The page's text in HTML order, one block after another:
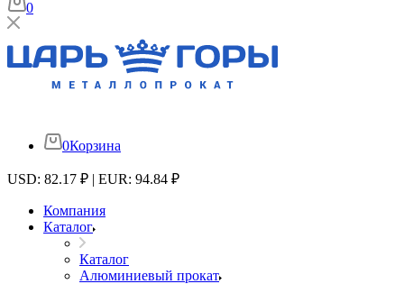
0
0Корзина
USD: 82.17 ₽ | EUR: 94.84 ₽
Компания
Каталог
Каталог
Алюминиевый прокат